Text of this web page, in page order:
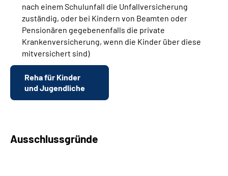
nach einem Schulunfall die Unfallversicherung
zuständig, oder bei Kindern von Beamten oder
Pensionären gegebenenfalls die private
Krankenversicherung, wenn die Kinder über diese
mitversichert sind)
Reha für Kinder
und Jugendliche
Ausschlussgründe